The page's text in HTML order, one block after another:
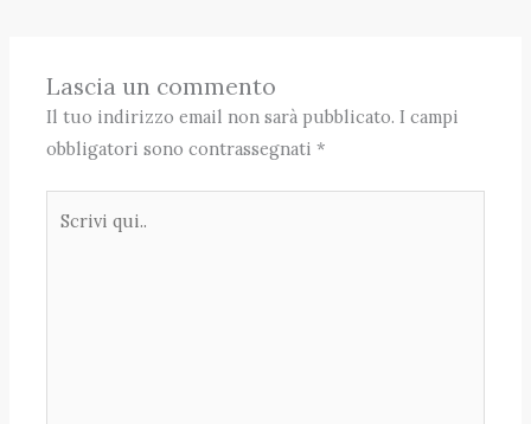
Lascia un commento
Il tuo indirizzo email non sarà pubblicato. I campi
obbligatori sono contrassegnati*